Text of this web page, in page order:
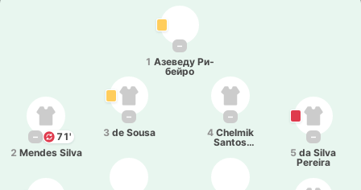
–
1 Азе­ве­ду Ри­
бей­ро
–
3 de Sousa
–
4 Chelmik
Santos
–
5 da Silva
Pereira
–
71'
2 Mendes Silva